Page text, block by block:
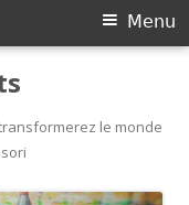
le monde
Menu